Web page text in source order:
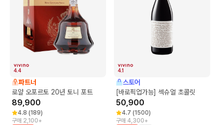
4.4
파트너
로얄 오포르토 20년 토니 포트
89,900
4.8 (189)
구매 2,100+
4.1
스토어
[바로픽업가능] 섹슈얼 초콜릿
50,900
4.7 (1500)
구매 4,300+